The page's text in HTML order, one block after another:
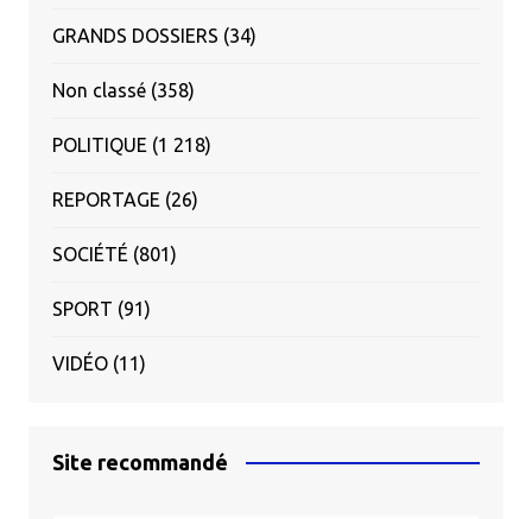
GRANDS DOSSIERS (34)
Non classé(358)
POLITIQUE (1 218)
REPORTAGE (26)
SOCIÉTÉ (801)
SPORT (91)
VIDÉO(11)
Site recommandé